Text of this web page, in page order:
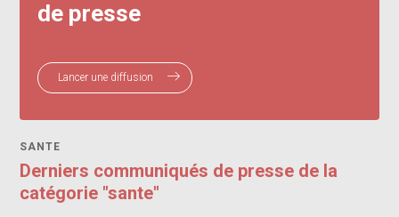
de presse
Lancer une diffusion
SANTE
Derniers communiqués de presse de la
catégorie "sante"